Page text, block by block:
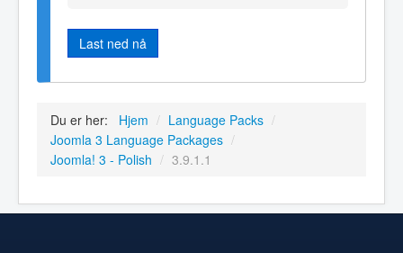
Last ned nå
Du er her: Hjem / Language Packs /
Joomla 3 Language Packages /
Joomla! 3 - Polish / 3.9.1.1